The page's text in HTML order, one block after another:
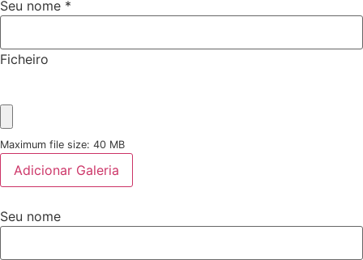
Seu nome *
Ficheiro
Maximum file size: 40 MB
Adicionar Galeria
Seu nome